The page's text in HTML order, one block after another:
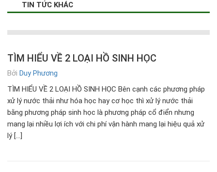
TIN TỨC KHÁC
TÌM HIỂU VỀ 2 LOẠI HỒ SINH HỌC
Bởi Duy Phương
TÌM HIỂU VỀ 2 LOẠI HỒ SINH HỌC Bên cạnh các phương pháp
xử lý nước thải như hóa học hay cơ học thì xử lý nước thải
bằng phương pháp sinh học là phương pháp cổ điển nhưng
mang lại nhiều lợi ích với chi phí vận hành mang lại hiệu quả xử
lý […]